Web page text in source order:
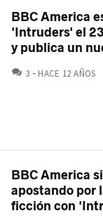
BBC America
'Intruders' el
y publica un
3 COMENTARIOS
HACE 12 AÑOS
BBC America
apostando por
ficción con